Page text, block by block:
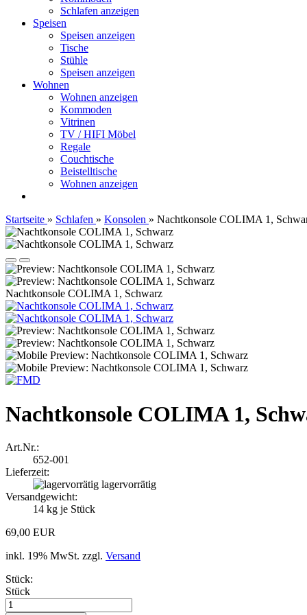
Schlafen anzeigen
Speisen
Speisen anzeigen
Tische
Stühle
Speisen anzeigen
Wohnen
Wohnen anzeigen
Kommoden
Vitrinen
TV / HIFI Möbel
Regale
Couchtische
Beistelltische
Wohnen anzeigen
Startseite » Schlafen » Konsolen » Nachtkonsole COLIMA 1,
Nachtkonsole COLIMA 1, Schwarz
Nachtkonsole COLIMA 1,
Art.Nr.:
652-001
Lieferzeit:
lagervorrätig
Versandgewicht:
14 kg je Stück
69,00 EUR
inkl. 19% MwSt. zzgl. Versand
Stück:
Stück